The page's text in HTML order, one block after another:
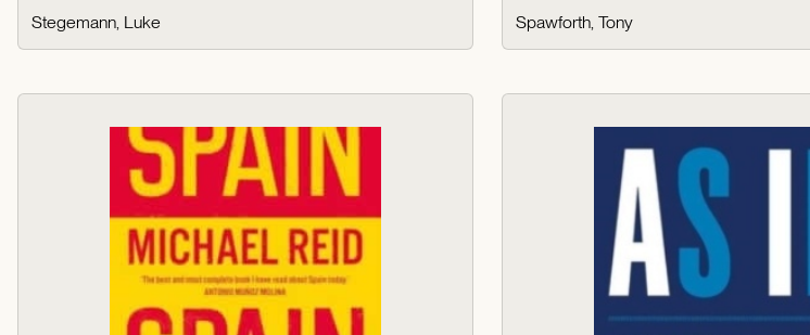
Stegemann, Luke Spawforth, Tony